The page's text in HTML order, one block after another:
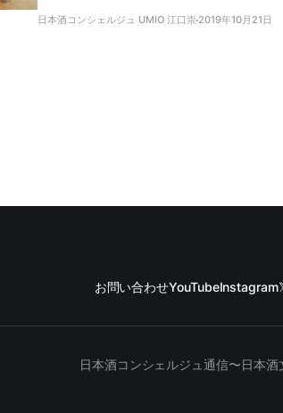
日本酒コンシェルジュ UMIO 江口崇 2019年10月21日
お問い合わせYouTubeInstagram
日本酒コンシェルジュ通信〜日本酒